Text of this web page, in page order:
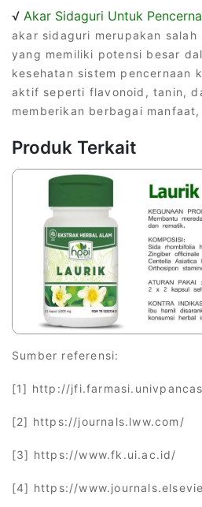
√ Akar Sidaguri Untuk
akar sidaguri merupakan salah
yang memiliki potensi besar
kesehatan sistem pencernaan
aktif seperti flavonoid, tanin,
memberikan berbagai
Produk Terkait
Sumber referensi:
[1] http://
[2] https://journals.lww.com/
[3] https://www.fk.ui.ac.id/
[4] https://